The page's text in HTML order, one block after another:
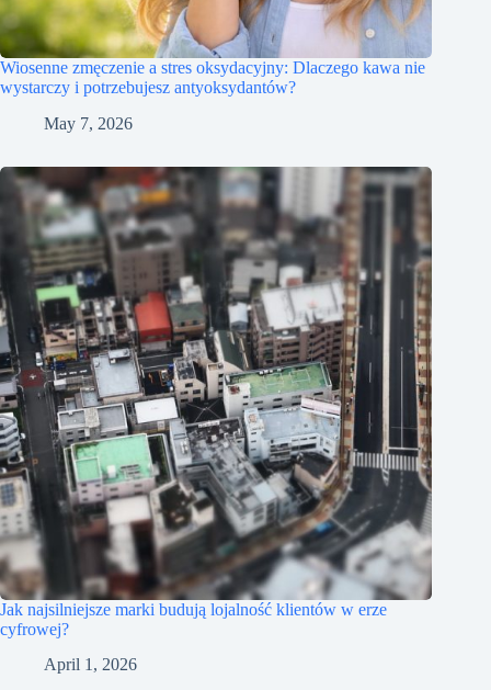
Wiosenne zmęczenie a stres oksydacyjny: Dlaczego kawa nie
wystarczy i potrzebujesz antyoksydantów?
May 7, 2026
Jak najsilniejsze marki budują lojalność klientów w erze
cyfrowej?
April 1, 2026